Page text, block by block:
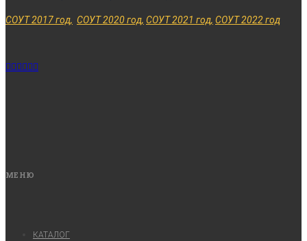
СОУТ 2017 год, СОУТ 2020 год, СОУТ 2021 год, СОУТ 2022 год
МЕНЮ
КАТАЛОГ